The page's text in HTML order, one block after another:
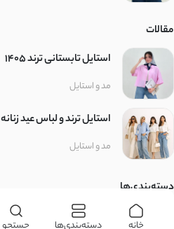
مقالات
استایل تابستانی ترند ۱۴۰۵
مد و استایل
استایل ترند و لباس عید زنانه 1405
مد و استایل
دسته‌بندی‌ها
مردانه بچگانه